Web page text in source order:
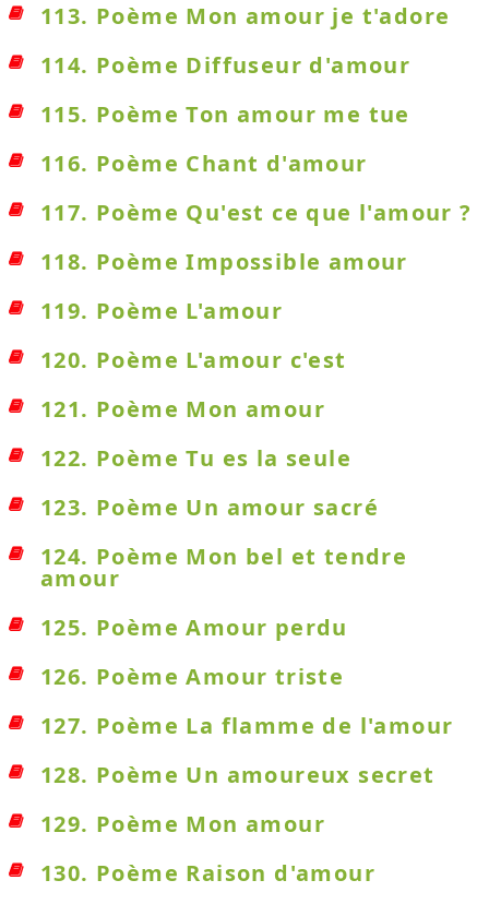
113. Poème Mon amour je t'adore
114. Poème Diffuseur d'amour
115. Poème Ton amour me tue
116. Poème Chant d'amour
117. Poème Qu'est ce que l'amour ?
118. Poème Impossible amour
119. Poème L'amour
120. Poème L'amour c'est
121. Poème Mon amour
122. Poème Tu es la seule
123. Poème Un amour sacré
124. Poème Mon bel et tendre
amour
125. Poème Amour perdu
126. Poème Amour triste
127. Poème La flamme de l'amour
128. Poème Un amoureux secret
129. Poème Mon amour
130. Poème Raison d'amour